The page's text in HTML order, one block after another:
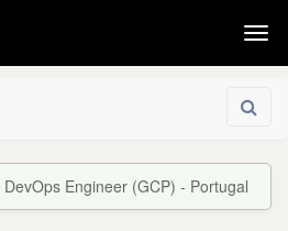
DevOps Engineer (GCP) - Portugal